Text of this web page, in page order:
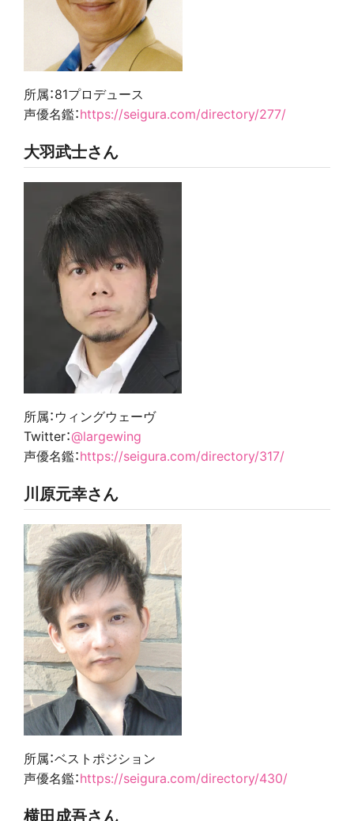
所属：81プロデュース
声優名鑑：https://seigura.com/directory/277/
大羽武士さん
所属：ウィングウェーヴ
Twitter：@largewing
声優名鑑：https://seigura.com/directory/317/
川原元幸さん
所属：ベストポジション
声優名鑑：https://seigura.com/directory/430/
横田成吾さん